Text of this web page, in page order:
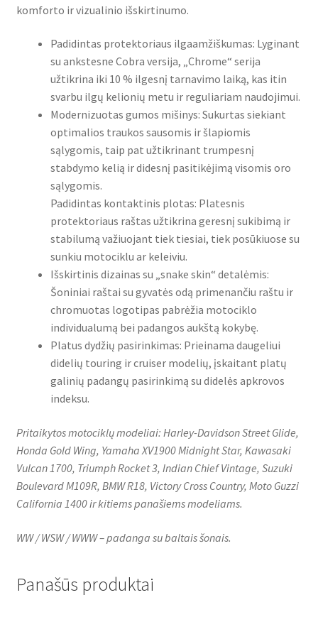
komforto ir vizualinio išskirtinumo.
Padidintas protektoriaus ilgaamžiškumas: Lyginant
su ankstesne Cobra versija, „Chrome“ serija
užtikrina iki 10 % ilgesnį tarnavimo laiką, kas itin
svarbu ilgų kelionių metu ir reguliariam naudojimui.
Modernizuotas gumos mišinys: Sukurtas siekiant
optimalios traukos sausomis ir šlapiomis
sąlygomis, taip pat užtikrinant trumpesnį
stabdymo kelią ir didesnį pasitikėjimą visomis oro
sąlygomis.
Padidintas kontaktinis plotas: Platesnis
protektoriaus raštas užtikrina geresnį sukibimą ir
stabilumą važiuojant tiek tiesiai, tiek posūkiuose su
sunkiu motociklu ar keleiviu.
Išskirtinis dizainas su „snake skin“ detalėmis:
Šoniniai raštai su gyvatės odą primenančiu raštu ir
chromuotas logotipas pabrėžia motociklo
individualumą bei padangos aukštą kokybę.
Platus dydžių pasirinkimas: Prieinama daugeliui
didelių touring ir cruiser modelių, įskaitant platų
galinių padangų pasirinkimą su didelės apkrovos
indeksu.
Pritaikytos motociklų modeliai: Harley-Davidson Street Glide,
Honda Gold Wing, Yamaha XV1900 Midnight Star, Kawasaki
Vulcan 1700, Triumph Rocket 3, Indian Chief Vintage, Suzuki
Boulevard M109R, BMW R18, Victory Cross Country, Moto Guzzi
California 1400 ir kitiems panašiems modeliams.
WW / WSW / WWW – padanga su baltais šonais.
Panašūs produktai